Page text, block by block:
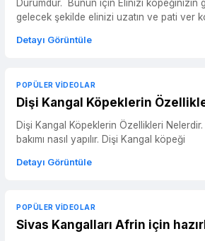
Durumdur. Bunun için Elinizi köpeğinizin
gelecek şekilde elinizi uzatın ve pati ver
Detayı Görüntüle
POPÜLER VIDEOLAR
Dişi Kangal Köpeklerin
Dişi Kangal Köpeklerin Özellikleri
bakımı nasıl yapılır. Dişi Kangal köpeği
Detayı Görüntüle
POPÜLER VIDEOLAR
Sivas Kangalları Afrin için